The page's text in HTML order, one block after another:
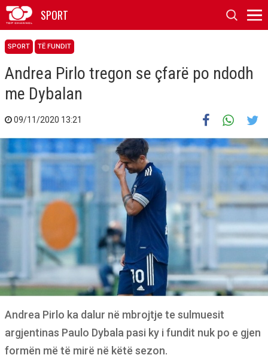
SPORT
SPORT TË FUNDIT
​Andrea Pirlo tregon se çfarë po ndodh
me Dybalan
09/11/2020 13:21
Andrea Pirlo ka dalur në mbrojtje te sulmuesit
argjentinas Paulo Dybala pasi ky i fundit nuk po e gjen
formën më të mirë në këtë sezon.